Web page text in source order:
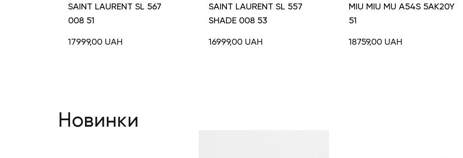
SAINT LAURENT SL 567
008 51
17999,00 UAH
SAINT LAURENT SL 557
SHADE 008 53
16999,00 UAH
MIU MIU MU A54S 5AK20Y
51
18759,00 UAH
Новинки